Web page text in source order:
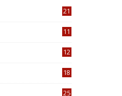
21
11
12
18
25